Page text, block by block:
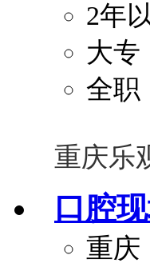
2年
大专
全职
重庆乐
口腔
重庆